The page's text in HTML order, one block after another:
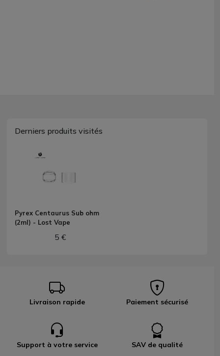
Derniers produits visités
Pyrex Centaurus Sub ohm
(2ml) - Lost Vape
5 €
Livraison rapide Paiement sécurisé
Support à votre service SAV de qualité